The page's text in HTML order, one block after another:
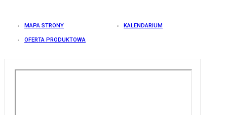
MAPA STRONY KALENDARIUM
OFERTA PRODUKTOWA